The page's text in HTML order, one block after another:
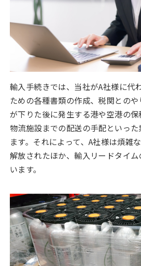
輸入手続きでは、当社がA社様に代
ための各種書類の作成、税関との
が下りた後に発生する港や空港の
物流施設までの配送の手配といっ
ます。それによって、A社様は煩雑
解放されたほか、輸入リードタイ
います。